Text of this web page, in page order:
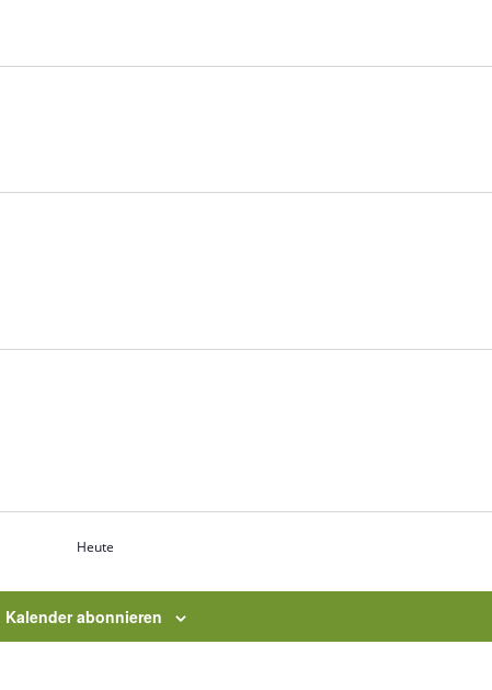
Heute
Kalender abonnieren